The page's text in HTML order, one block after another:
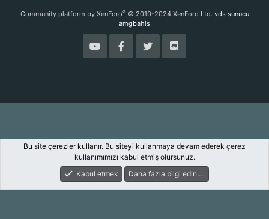
Community platform by XenForo® © 2010-2024 XenForo Ltd. vds sunucu
amgbahis
Keşfet Giriş Yap Kayıt Ol
Bu site çerezler kullanır. Bu siteyi kullanmaya devam ederek çerez
kullanımımızı kabul etmiş olursunuz.
Kabul etmek
Daha fazla bilgi edin.…